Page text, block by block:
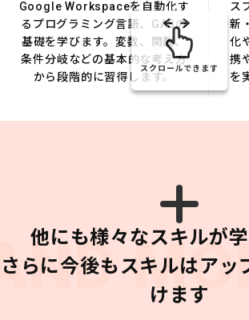
Google Workspaceを自動化す
るプログラミング言語、GASの
基礎を学びます。変数、関数、
条件分岐などの基本的な考え方
から段階的に習得します。
ス
新
化
携
を
スクロールできます
他にも様々なスキルが学
さらに今後もスキルはアッ
けます